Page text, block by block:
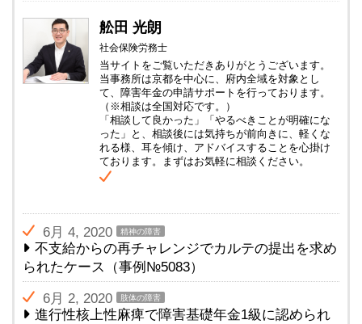
舩田 光朗
社会保険労務士
当サイトをご覧いただきありがとうございます。
当事務所は京都を中心に、府内全域を対象とし
て、障害年金の申請サポートを行っております。
（※相談は全国対応です。）
「相談して良かった」「やるべきことが明確にな
った」と、相談後には気持ちが前向きに、軽くな
れる様、耳を傾け、アドバイスすることを心掛け
ております。まずはお気軽に相談ください。
6月 4, 2020 精神の障害
不支給からの再チャレンジでカルテの提出を求め
られたケース（事例№5083）
6月 2, 2020 肢体の障害
進行性核上性麻痺で障害基礎年金1級に認められ